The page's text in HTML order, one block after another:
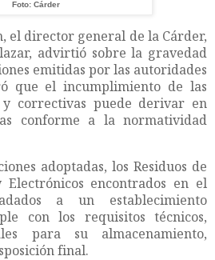
Foto: Cárder
el director general de la Cárder,
advirtió sobre la gravedad
emitidas por las autoridades
que el incumplimiento de las
y correctivas puede derivar en
conforme a la normatividad
adoptadas, los Residuos de
Electrónicos encontrados en el
a un establecimiento
con los requisitos técnicos,
para su almacenamiento,
final.